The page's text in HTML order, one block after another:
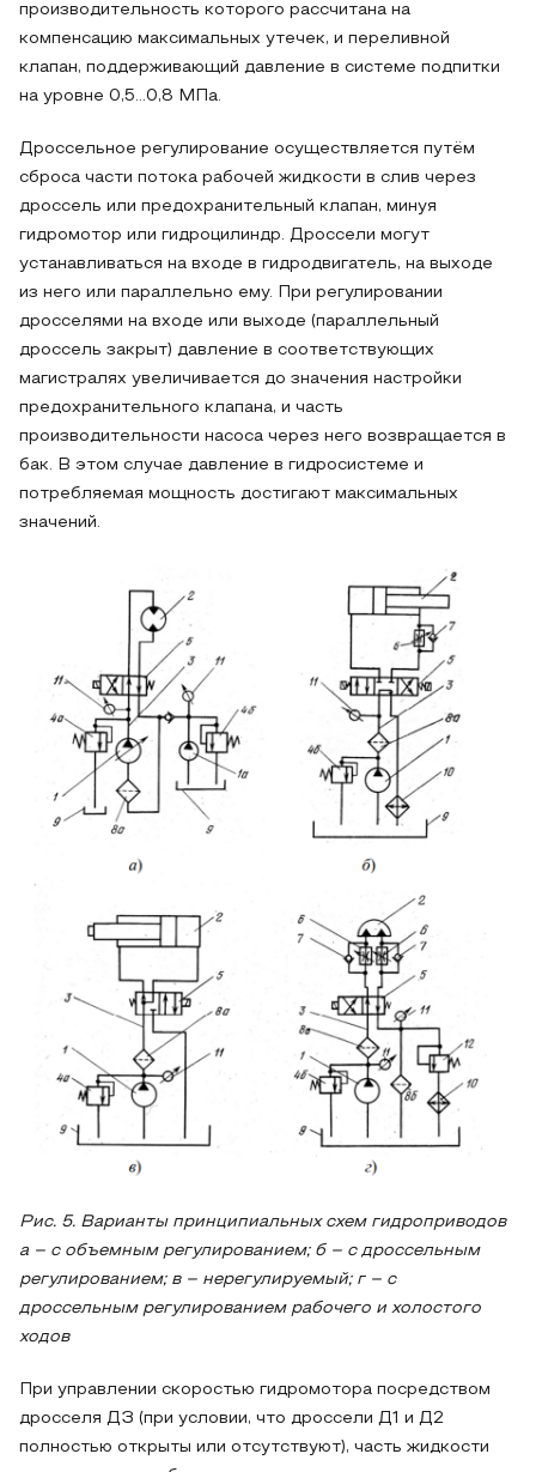
производительность которого рассчитана на
компенсацию максимальных утечек, и переливной
клапан, поддерживающий давление в системе подпитки
на уровне 0,5…0,8 МПа.
Дроссельное регулирование осуществляется путём
сброса части потока рабочей жидкости в слив через
дроссель или предохранительный клапан, минуя
гидромотор или гидроцилиндр. Дроссели могут
устанавливаться на входе в гидродвигатель, на выходе
из него или параллельно ему. При регулировании
дросселями на входе или выходе (параллельный
дроссель закрыт) давление в соответствующих
магистралях увеличивается до значения настройки
предохранительного клапана, и часть
производительности насоса через него возвращается в
бак. В этом случае давление в гидросистеме и
потребляемая мощность достигают максимальных
значений.
Рис. 5. Варианты принципиальных схем гидроприводов
а – с объемным регулированием; б – с дроссельным
регулированием; в – нерегулируемый; г – с
дроссельным регулированием рабочего и холостого
ходов
При управлении скоростью гидромотора посредством
дросселя ДЗ (при условии, что дроссели Д1 и Д2
полностью открыты или отсутствуют), часть жидкости